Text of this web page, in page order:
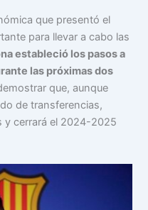
que presentó el
para llevar a cabo las
estableció los pasos a
las próximas dos
que, aunque
de transferencias,
y cerrará el 2024-2025